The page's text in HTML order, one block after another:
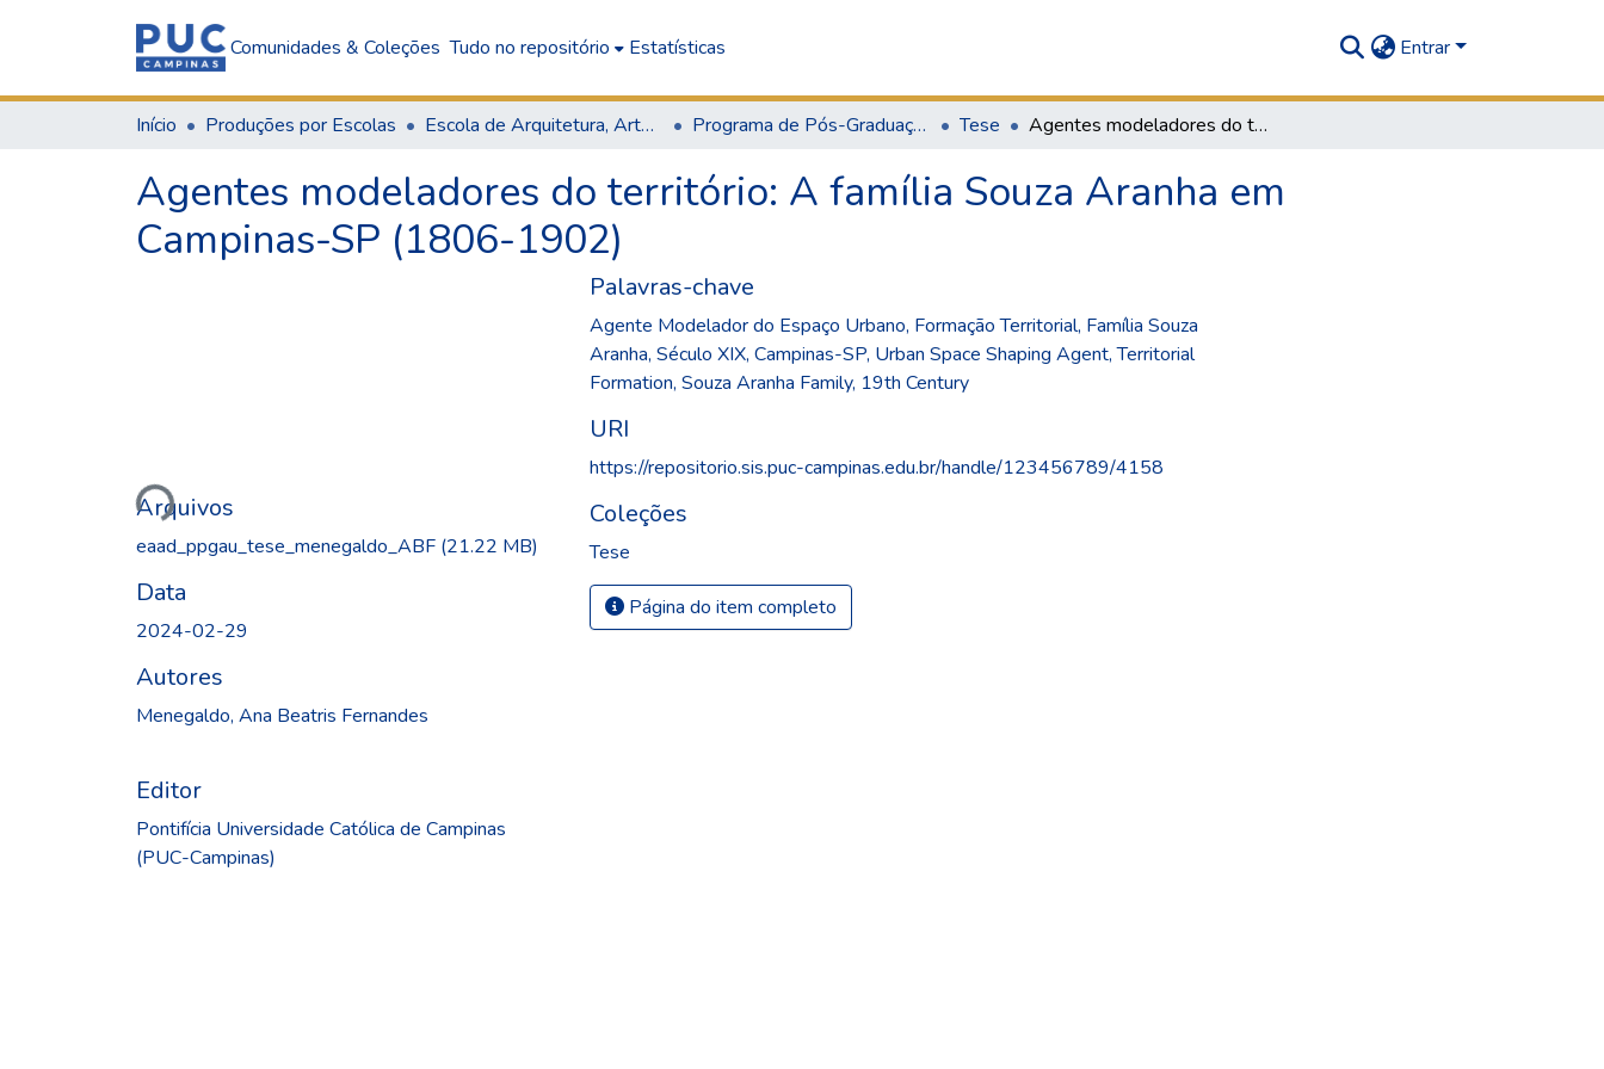
Comunidades & Coleções Tudo no repositório Estatísticas Entrar
Início Produções por Escolas Escola de Arquitetura, Artes e Design Programa de Pós-Graduação em Arquitetura e Urbanismo Tese Agentes modeladores do território: A família Souza Aranha em Campinas-SP (1806-1902)
Agentes modeladores do território: A família Souza Aranha em
Campinas-SP (1806-1902)
Carregando...Arquivos
eaad_ppgau_tese_menegaldo_ABF (21.22 MB)
Data
2024-02-29
Autores
Menegaldo, Ana Beatris Fernandes
Editor
Pontifícia Universidade Católica de Campinas
(PUC-Campinas)
Palavras-chave
Agente Modelador do Espaço Urbano, Formação Territorial, Família Souza
Aranha, Século XIX, Campinas-SP, Urban Space Shaping Agent,Territorial
Formation, Souza Aranha Family, 19th Century
URI
https://repositorio.sis.puc-campinas.edu.br/handle/123456789/4158
Coleções
Tese
Página do item completo